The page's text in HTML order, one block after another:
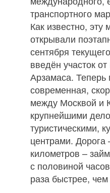
транспортного
Как известно, эту
открывали
сентября
введён участок
Арзамаса. Теперь
современная,
между Москвой и
крупнейшими
туристическими,
центрами. Дорога
километров –
с половиной
раза быстрее,